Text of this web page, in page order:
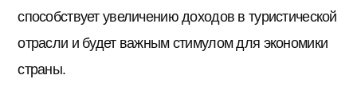
способствует увеличению доходов в туристической
отрасли и будет важным стимулом для экономики
страны.